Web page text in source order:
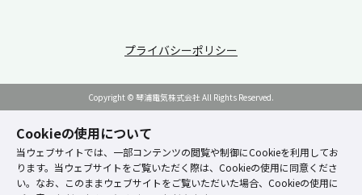
プライバシーポリシー
Copyright © 琴浦電気株式会社 All Rights Reserved.
Cookieの使用について
当ウェブサイトでは、一部コンテンツの閲覧や制御にCookieを利用してお
ります。当ウェブサイトをご覧いただく際は、Cookieの使用に同意くださ
い。なお、このままウェブサイトをご覧いただいた場合、Cookieの使用に